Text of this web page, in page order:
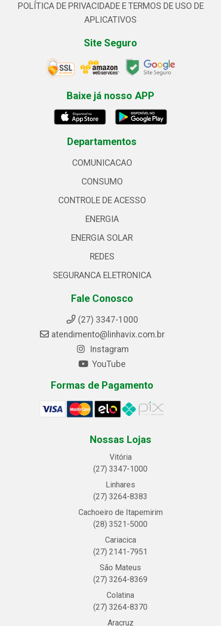
POLÍTICA DE PRIVACIDADE E TERMOS DE USO DE
APLICATIVOS
Site Seguro
Baixe já nosso APP
Departamentos
COMUNICACAO
CONSUMO
CONTROLE DE ACESSO
ENERGIA
ENERGIA SOLAR
REDES
SEGURANCA ELETRONICA
Fale Conosco
(27) 3347-1000
atendimento@linhavix.com.br
Instagram
YouTube
Formas de Pagamento
Nossas Lojas
Vitória
(27) 3347-1000
Linhares
(27) 3264-8383
Cachoeiro de Itapemirim
(28) 3521-5000
Cariacica
(27) 2141-7951
São Mateus
(27) 3264-8369
Colatina
(27) 3264-8370
Aracruz